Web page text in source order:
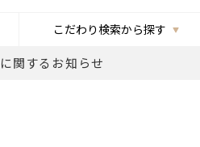
こだわり検索から探す
関するお知らせ